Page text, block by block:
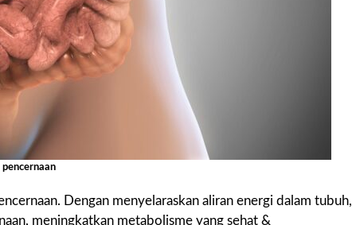
pencernaan
Dengan menyelaraskan aliran energi dalam tubuh,
meningkatkan metabolisme yang sehat &